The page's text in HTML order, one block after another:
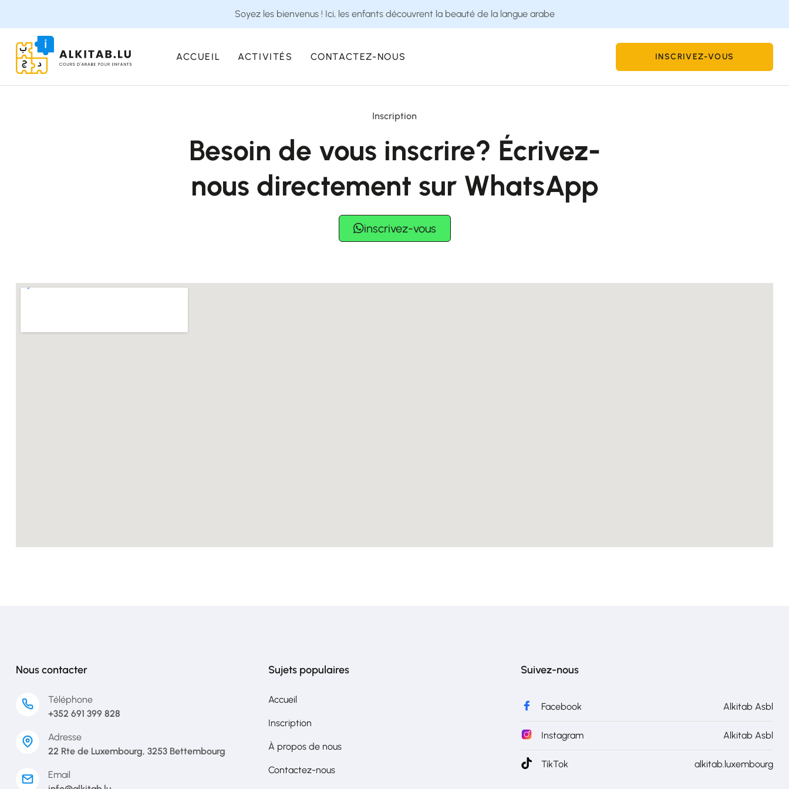
Soyez les bienvenus ! Ici, les enfants découvrent la beauté de la langue arabe
ACCUEIL ACTIVITÉS CONTACTEZ-NOUS INSCRIVEZ-VOUS
Inscription
Besoin de vous inscrire? Écrivez-
nous directement sur WhatsApp
inscrivez-vous
Nous contacter
Téléphone
+352 691 399 828
Adresse
22 Rte de Luxembourg, 3253 Bettembourg
Email
Sujets populaires
Accueil
Inscription
À propos de nous
Contactez-nous
Suivez-nous
Facebook Alkitab Asbl
Instagram Alkitab Asbl
TikTok alkitab.luxembourg